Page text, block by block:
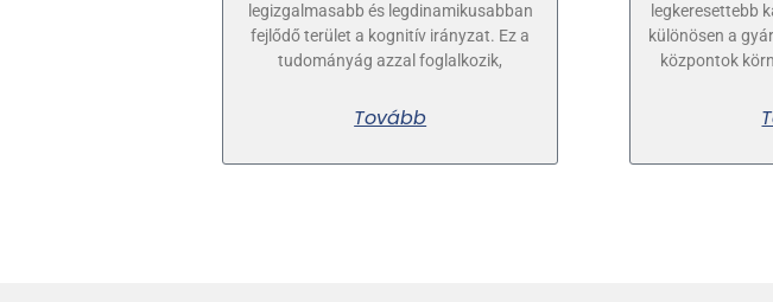
legizgalmasabb és legdinamikusabban
fejlődő terület a kognitív irányzat. Ez a
tudományág azzal foglalkozik,
Tovább
legkeresettebb
különösen a
központok